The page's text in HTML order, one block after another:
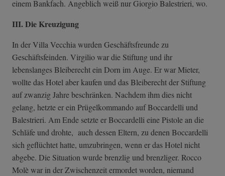
einem Bankfach. Angeblich weiß nur Giorgio Balestrieri, wo.
III. Die Kreuzigung
In der Villa Vecchia wurden Geschäftsfreunde zu
Geschäftsfeinden. Virgilio war die Stiftung und ihr
lebenslanges Bleiberecht ein Dorn im Auge. Er war Mieter,
wollte das Hotel aber kaufen und das Bleiberecht der Stiftung
auf zwanzig Jahre beschränken. Nachdem ihm dies nicht
gelang, hetzte er ein Prügelkommando auf Boccardelli und
Balestrieri. Am Ende setzte er Boccardelli eine Pistole an die
Schläfe und drohte, auch dessen Eltern, zu denen Boccardelli
sich geflüchtet hatte, umzubringen, wenn er das Hotel nicht
abgebe. Die Situation wurde brenzlig und brenzliger. Rocco
Molè war in der Zwischenzeit ermordet worden, niemand